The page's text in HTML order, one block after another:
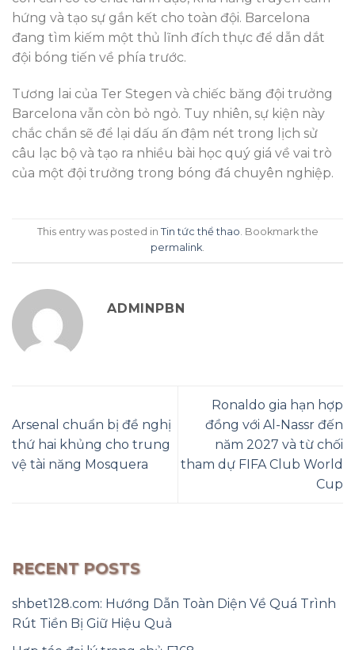
hứng và tạo sự gắn kết cho toàn đội. Barcelona
đang tìm kiếm một thủ lĩnh đích thực để dẫn dắt
đội bóng tiến về phía trước.
Tương lai của Ter Stegen và chiếc băng đội trưởng
Barcelona vẫn còn bỏ ngỏ. Tuy nhiên, sự kiện này
chắc chắn sẽ để lại dấu ấn đậm nét trong lịch sử
câu lạc bộ và tạo ra nhiều bài học quý giá về vai trò
của một đội trưởng trong bóng đá chuyên nghiệp.
This entry was posted in Tin tức thể thao. Bookmark the
permalink.
ADMINPBN
Arsenal chuẩn bị đề nghị
thứ hai khủng cho trung
vệ tài năng Mosquera
Ronaldo gia hạn hợp
đồng với Al-Nassr đến
năm 2027 và từ chối
tham dự FIFA Club World
Cup
RECENT POSTS
shbet128.com: Hướng Dẫn Toàn Diện Về Quá Trình
Rút Tiền Bị Giữ Hiệu Quả